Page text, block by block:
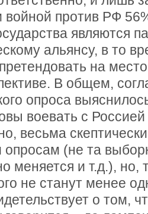
войной против РФ
являются
альянсу, в то
на
В общем,
опроса
воевать с Россией
весьма
(не та
меняется и т.д.),
не станут менее
о том,